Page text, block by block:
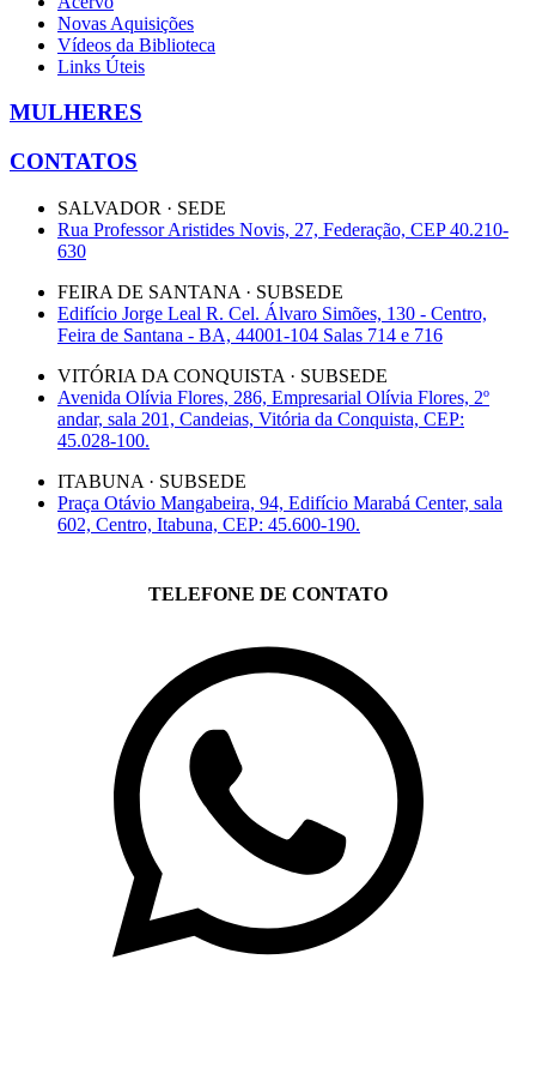
Novas Aquisições
Vídeos da Biblioteca
Links Úteis
MULHERES
CONTATOS
SALVADOR · SEDE
Rua Professor Aristides Novis, 27, Federação, CEP 40.210-
630
FEIRA DE SANTANA · SUBSEDE
Edifício Jorge Leal R. Cel. Álvaro Simões, 130 - Centro,
Feira de Santana - BA, 44001-104 Salas 714 e 716
VITÓRIA DA CONQUISTA · SUBSEDE
Avenida Olívia Flores, 286, Empresarial Olívia Flores, 2º
andar, sala 201, Candeias, Vitória da Conquista, CEP:
45.028-100.
ITABUNA · SUBSEDE
Praça Otávio Mangabeira, 94, Edifício Marabá Center, sala
602, Centro, Itabuna, CEP: 45.600-190.
TELEFONE DE CONTATO